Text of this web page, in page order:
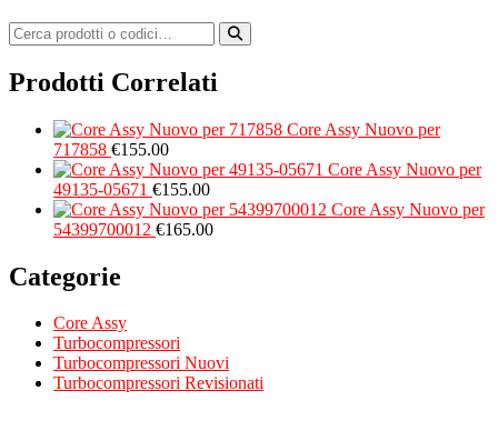
Prodotti Correlati
Core Assy Nuovo per
717858 €155.00
Core Assy Nuovo per
49135-05671 €155.00
Core Assy Nuovo per
54399700012 €165.00
Categorie
Core Assy
Turbocompressori
Turbocompressori Nuovi
Turbocompressori Revisionati